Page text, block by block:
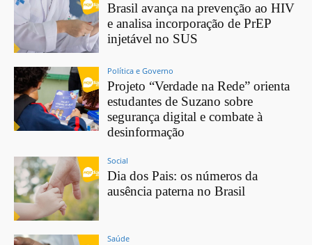
Brasil avança na prevenção ao HIV
e analisa incorporação de PrEP
injetável no SUS
Política e Governo
Projeto “Verdade na Rede” orienta
estudantes de Suzano sobre
segurança digital e combate à
desinformação
Social
Dia dos Pais: os números da
ausência paterna no Brasil
Saúde